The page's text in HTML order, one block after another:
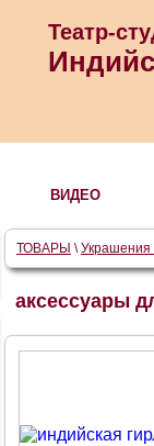
Театр-
ВИДЕО
ТОВАРЫ \Украшения
аксессуары